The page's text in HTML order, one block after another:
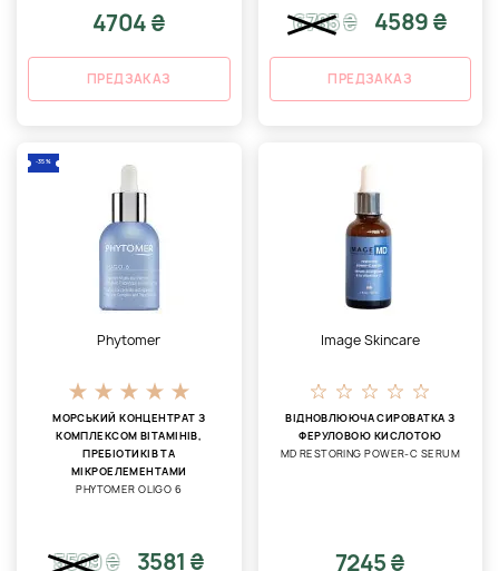
4704 ₴
ПРЕДЗАКАЗ
6785₴ 4589 ₴
ПРЕДЗАКАЗ
-35%
Phytomer
МОРСЬКИЙ КОНЦЕНТРАТ З
КОМПЛЕКСОМ ВІТАМІНІВ,
ПРЕБІОТИКІВ ТА
МІКРОЕЛЕМЕНТАМИ
PHYTOMER OLIGO 6
5509₴ 3581 ₴
Image Skincare
ВІДНОВЛЮЮЧА СИРОВАТКА З
ФЕРУЛОВОЮ КИСЛОТОЮ
MD RESTORING POWER-C SERUM
7245 ₴